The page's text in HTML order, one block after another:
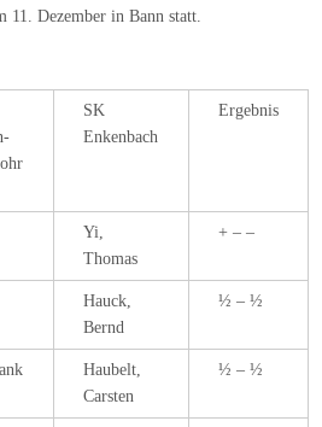
11. Dezember in Bann statt.
SK
Enkenbach
Ergebnis
Yi,
Thomas
+ – –
Hauck,
Bernd
½ – ½
Haubelt,
Carsten
½ – ½